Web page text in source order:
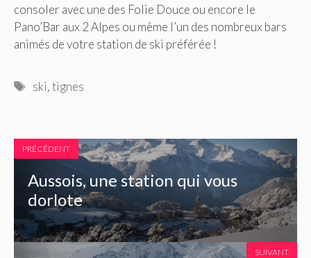
consoler avec une des Folie Douce ou encore le
Pano’Bar aux 2 Alpes ou même l’un des nombreux bars
animés de votre station de ski préférée !
Étiquettes
ski,tignes
PRÉCÉDENT
Aussois, une station qui vous
dorlote
SUIVANT